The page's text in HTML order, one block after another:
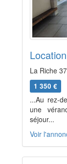
La Riche
1 350 €
...Au rez-
une
séjour...
Voir